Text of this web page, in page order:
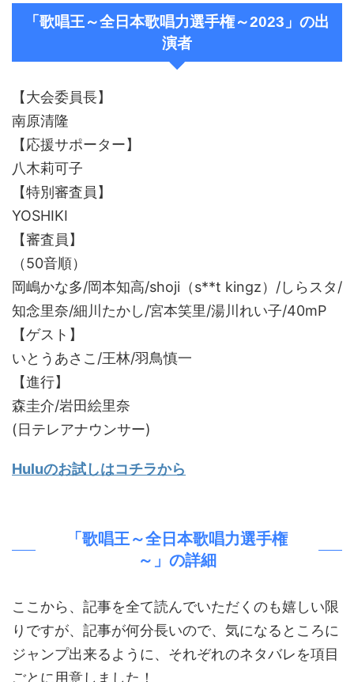
「歌唱王～全日本歌唱力選手権～2023」の出
演者
【大会委員長】
南原清隆
【応援サポーター】
八木莉可子
【特別審査員】
YOSHIKI
【審査員】
（50音順）
岡嶋かな多/岡本知高/shoji（s**t kingz）/しらスタ/
知念里奈/細川たかし/宮本笑里/湯川れい子/40mP
【ゲスト】
いとうあさこ/王林/羽鳥慎一
【進行】
森圭介/岩田絵里奈
(日テレアナウンサー)
Huluのお試しはコチラから
「歌唱王～全日本歌唱力選手権
～」の詳細
ここから、記事を全て読んでいただくのも嬉しい限
りですが、記事が何分長いので、気になるところに
ジャンプ出来るように、それぞれのネタバレを項目
ごとに用意しました！